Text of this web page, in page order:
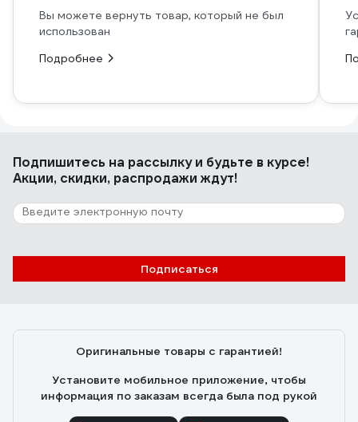
Вы можете вернуть товар, который не был
использован
Подробнее
Подпишитесь на рассылкуи будьте в курсе!
Акции, скидки, распродажи ждут!
Подписаться
Оригинальные товары с гарантией!
Установите мобильное приложение, чтобы
информация по заказам всегда была под рукой